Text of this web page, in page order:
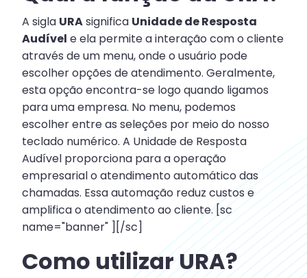
A sigla URAsignifica Unidade de Resposta
Audível e ela permite a interação com o cliente
através de um menu, onde o usuário pode
escolher opções de atendimento. Geralmente,
esta opção encontra-se logo quando ligamos
para uma empresa. No menu, podemos
escolher entre as seleções por meio do nosso
teclado numérico. A Unidade de Resposta
Audível proporciona para a operação
empresarial o atendimento automático das
chamadas. Essa automação reduz custos e
amplifica o atendimento ao cliente. [sc
name="banner" ][/sc]
Como utilizar URA?